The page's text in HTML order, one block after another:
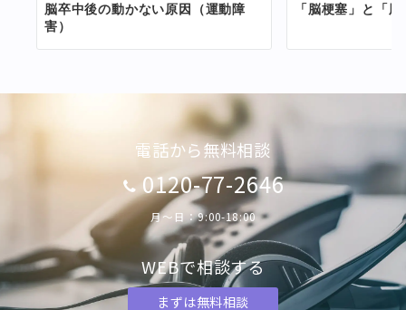
脳卒中後の動かない原因（運動障
害）
「脳梗塞」と「
電話から無料相談
0120-77-2646
月〜日：9:00-18:00
WEBで相談する
まずは無料相談